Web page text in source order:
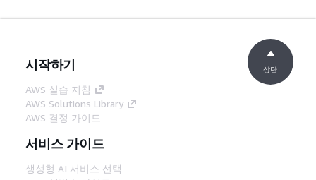
시작하기
AWS 실습 지침
AWS Solutions Library
AWS 결정 가이드
서비스 가이드
생성형 AI 서비스 선택
상단